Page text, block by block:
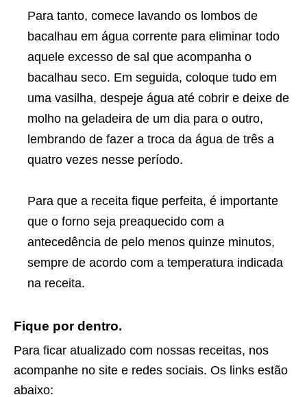
Para tanto, comece lavando os lombos de
bacalhau em água corrente para eliminar todo
aquele excesso de sal que acompanha o
bacalhau seco. Em seguida, coloque tudo em
uma vasilha, despeje água até cobrir e deixe de
molho na geladeira de um dia para o outro,
lembrando de fazer a troca da água de três a
quatro vezes nesse período.
Para que a receita fique perfeita, é importante
que o forno seja preaquecido com a
antecedência de pelo menos quinze minutos,
sempre de acordo com a temperatura indicada
na receita.
Fique por dentro.
Para ficar atualizado com nossas receitas, nos
acompanhe no site e redes sociais. Os links estão
abaixo: